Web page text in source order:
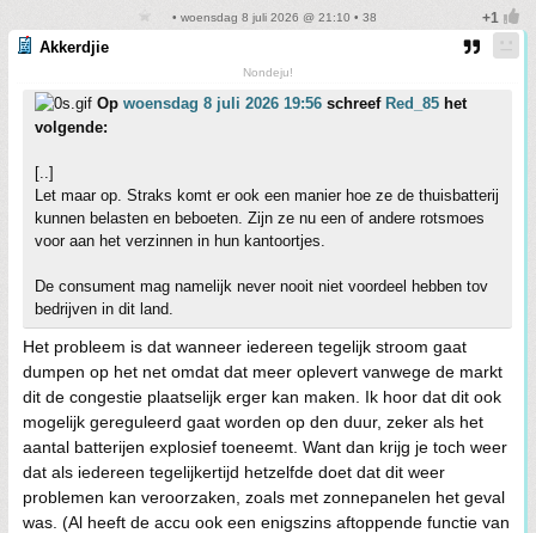
• woensdag 8 juli 2026 @ 21:10 • 38
Akkerdjie
Nondeju!
Op woensdag 8 juli 2026 19:56 schreef Red_85 het
volgende:
[..]
Let maar op. Straks komt er ook een manier hoe ze de thuisbatterij
kunnen belasten en beboeten. Zijn ze nu een of andere rotsmoes
voor aan het verzinnen in hun kantoortjes.
De consument mag namelijk never nooit niet voordeel hebben tov
bedrijven in dit land.
Het probleem is dat wanneer iedereen tegelijk stroom gaat
dumpen op het net omdat dat meer oplevert vanwege de markt
dit de congestie plaatselijk erger kan maken. Ik hoor dat dit ook
mogelijk gereguleerd gaat worden op den duur, zeker als het
aantal batterijen explosief toeneemt. Want dan krijg je toch weer
dat als iedereen tegelijkertijd hetzelfde doet dat dit weer
problemen kan veroorzaken, zoals met zonnepanelen het geval
was. (Al heeft de accu ook een enigszins aftoppende functie van